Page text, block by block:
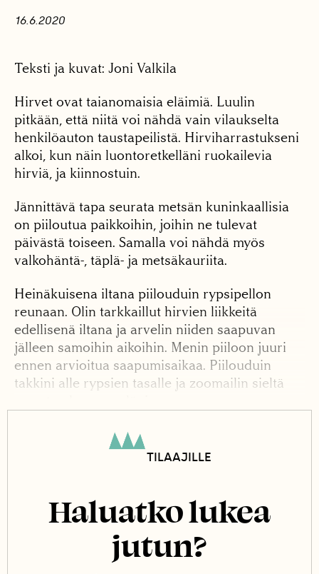
16.6.2020
Teksti ja kuvat: Joni Valkila
Hirvet ovat taianomaisia eläimiä. Luulin
pitkään, että niitä voi nähdä vain vilaukselta
henkilöauton taustapeilistä. Hirviharrastukseni
alkoi, kun näin luontoretkelläni ruokailevia
hirviä, ja kiinnostuin.
Jännittävä tapa seurata metsän kuninkaallisia
on piiloutua paikkoihin, joihin ne tulevat
päivästä toiseen. Samalla voi nähdä myös
valkohäntä-, täplä- ja metsäkauriita.
Heinäkuisena iltana piilouduin rypsipellon
reunaan. Olin tarkkaillut hirvien liikkeitä
edellisenä iltana ja arvelin niiden saapuvan
jälleen samoihin aikoihin. Menin piiloon juuri
ennen arvioitua saapumisaikaa. Piilouduin
takkini alle rypsien tasalle ja zoomailin sieltä
TILAAJILLE
Haluatko lukea
jutun?